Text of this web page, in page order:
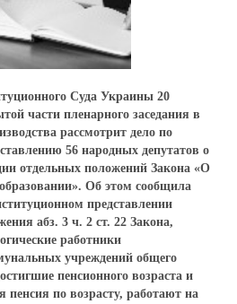
Суда Украины 20
части пленарного заседания в
рассмотрит дело по
56 народных депутатов о
отдельных положений Закона «О
Об этом сообщила
представлении
абз. 3 ч. 2 ст. 22 Закона,
работники
учреждений общего
пенсионного возраста и
по возрасту, работают на